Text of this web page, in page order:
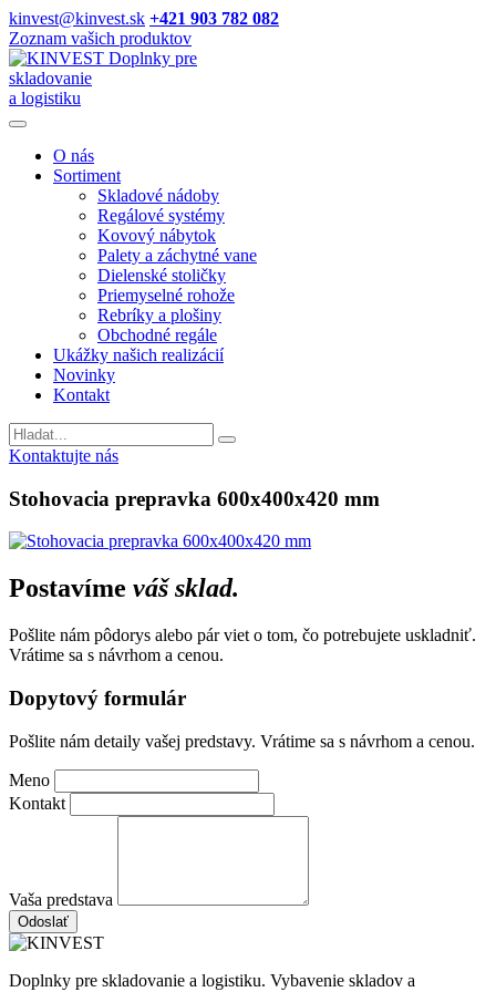
kinvest@kinvest.sk +421 903 782 082
Zoznam vašich produktov
Doplnky pre
skladovanie
a logistiku
O nás
Sortiment
Skladové nádoby
Regálové systémy
Kovový nábytok
Palety a záchytné vane
Dielenské stoličky
Priemyselné rohože
Rebríky a plošiny
Obchodné regále
Ukážky našich realizácií
Novinky
Kontakt
Vyhladavanie
Kontaktujte nás
Stohovacia prepravka 600x400x420 mm
Postavíme váš sklad.
Pošlite nám pôdorys alebo pár viet o tom, čo potrebujete uskladniť.
Vrátime sa s návrhom a cenou.
Dopytový formulár
Pošlite nám detaily vašej predstavy. Vrátime sa s návrhom a cenou.
Meno
Kontakt
Vaša predstava
Odoslať
Doplnky pre skladovanie a logistiku. Vybavenie skladov a